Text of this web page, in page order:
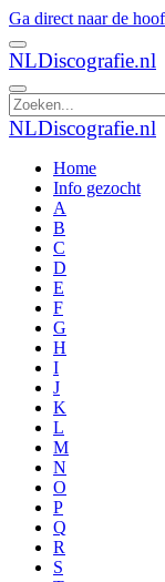
Ga direct naar de
NLDiscografie.nl
NLDiscografie.nl
Home
Info gezocht
A
B
C
D
E
F
G
H
I
J
K
L
M
N
O
P
Q
R
S